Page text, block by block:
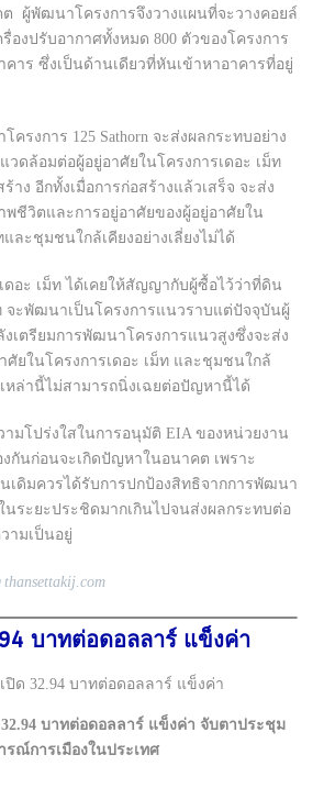
ผู้พัฒนาโครงการจึงวางแผนที่จะวางคอยล์
รื่องปรับอากาศทั้งหมด 800 ตัวของโครงการ
คาร ซึ่งเป็นด้านเดียวที่หันเข้าหาอาคารที่อยู่
โครงการ 125 Sathorn จะส่งผลกระทบอย่าง
วดล้อมต่อผู้อยู่อาศัยในโครงการเดอะ เม็ท
าง อีกทั้งเมื่อการก่อสร้างแล้วเสร็จ จะส่ง
ชีวิตและการอยู่อาศัยของผู้อยู่อาศัยใน
และชุมชนใกล้เคียงอย่างเลี่ยงไม่ได้
ดอะ เม็ท ได้เคยให้สัญญากับผู้ซื้อไว้ว่าที่ดิน
จะพัฒนาเป็นโครงการแนวราบแต่ปัจจุบันผู้
เตรียมการพัฒนาโครงการแนวสูงซึ่งจะส่ง
ศัยในโครงการเดอะ เม็ท และชุมชนใกล้
หล่านี้ไม่สามารถนิ่งเฉยต่อปัญหานี้ได้
ามโปร่งใสในการอนุมัติ EIA ของหน่วยงาน
งกันก่อนจะเกิดปัญหาในอนาคต เพราะ
ดิมควรได้รับการปกป้องสิทธิจากการพัฒนา
นระยะประชิดมากเกินไปจนส่งผลกระทบต่อ
ามเป็นอยู่
บาทต่อดอลลาร์ แข็งค่า
บาทต่อดอลลาร์ แข็งค่า จับตาประชุม
ณ์การเมืองในประเทศ